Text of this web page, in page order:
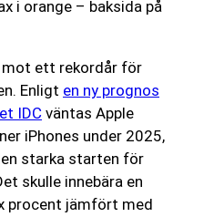
ett rekordår för
Enligt en ny prognos
IDC väntas Apple
iPhones under 2025,
starka starten för
skulle innebära en
procent jämfört med